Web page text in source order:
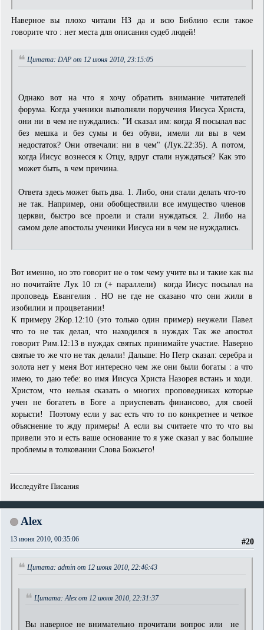
Наверное вы плохо читали НЗ да и всю Библию если такое
говорите что : нет места для описания судеб людей!
Цитата: DAP от 12 июня 2010, 23:15:05
Однако вот на что я хочу обратить внимание читателей
форума. Когда ученики выполняли поручения Иисуса Христа,
они ни в чем не нуждались: "И сказал им: когда Я посылал вас
без мешка и без сумы и без обуви, имели ли вы в чем
недостаток? Они отвечали: ни в чем" (Лук.22:35). А потом,
когда Иисус вознесся к Отцу, вдруг стали нуждаться? Как это
может быть, в чем причина.
Ответа здесь может быть два. 1. Либо, они стали делать что-то
не так. Например, они обобществили все имущество членов
церкви, быстро все проели и стали нуждаться. 2. Либо на
самом деле апостолы ученики Иисуса ни в чем не нуждались.
Вот именно, но это говорит не о том чему учите вы и такие как вы
но почитайте Лук 10 гл (+ параллели) когда Иисус посылал на
проповедь Евангелия . НО не где не сказано что они жили в
изобилии и процветании!
К примеру 2Кор.12:10 (это только один пример) неужели Павел
что то не так делал, что находился в нуждах Так же апостол
говорит Рим.12:13 в нуждах святых принимайте участие. Наверно
святые то же что не так делали! Дальше: Но Петр сказал: серебра и
золота нет у меня Вот интересно чем же они были богаты : а что
имею, то даю тебе: во имя Иисуса Христа Назорея встань и ходи.
Христом, что нельзя сказать о многих проповедниках которые
учен не богатеть в Боге а приуспевать финансово, для своей
корысти! Поэтому если у вас есть что то по конкретнее и четкое
объяснение то жду примеры! А если вы считаете что то что вы
привели это и есть ваше основание то я уже сказал у вас большие
проблемы в толковании Слова Божьего!
Исследуйте Писания
Alex
#20
13 июня 2010, 00:35:06
Цитата: admin от 12 июня 2010, 22:46:43
Цитата: Alex от 12 июня 2010, 22:31:37
Вы наверное не внимательно прочитали вопрос или не